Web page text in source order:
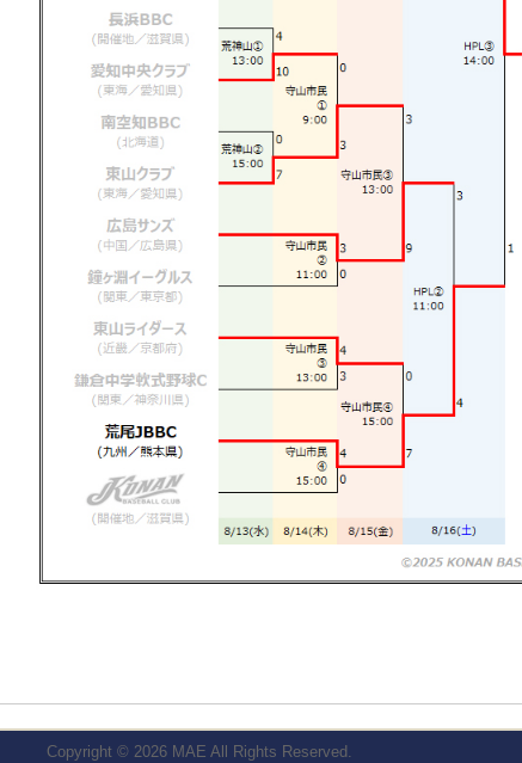
Copyright © 2026 MAE All Rights Reserved.